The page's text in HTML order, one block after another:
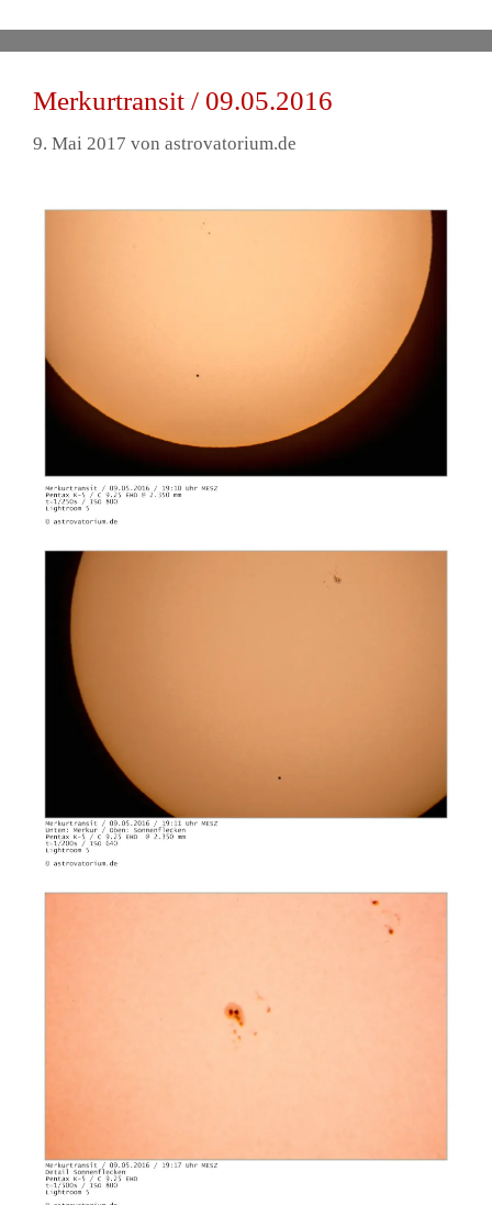
Merkurtransit / 09.05.2016
9. Mai 2017 von astrovatorium.de